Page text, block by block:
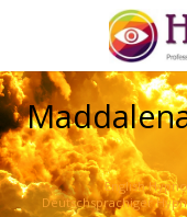
English
Deutschsprachiger